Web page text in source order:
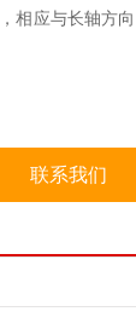
相应与长轴方
联系我们